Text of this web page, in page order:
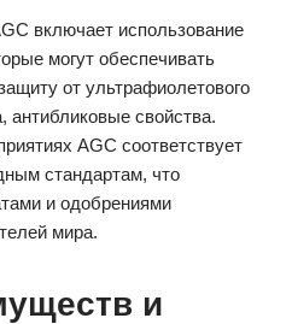
включает использование
могут обеспечивать
от ультрафиолетового
антибликовые свойства.
AGC соответствует
стандартам, что
и одобрениями
мира.
и